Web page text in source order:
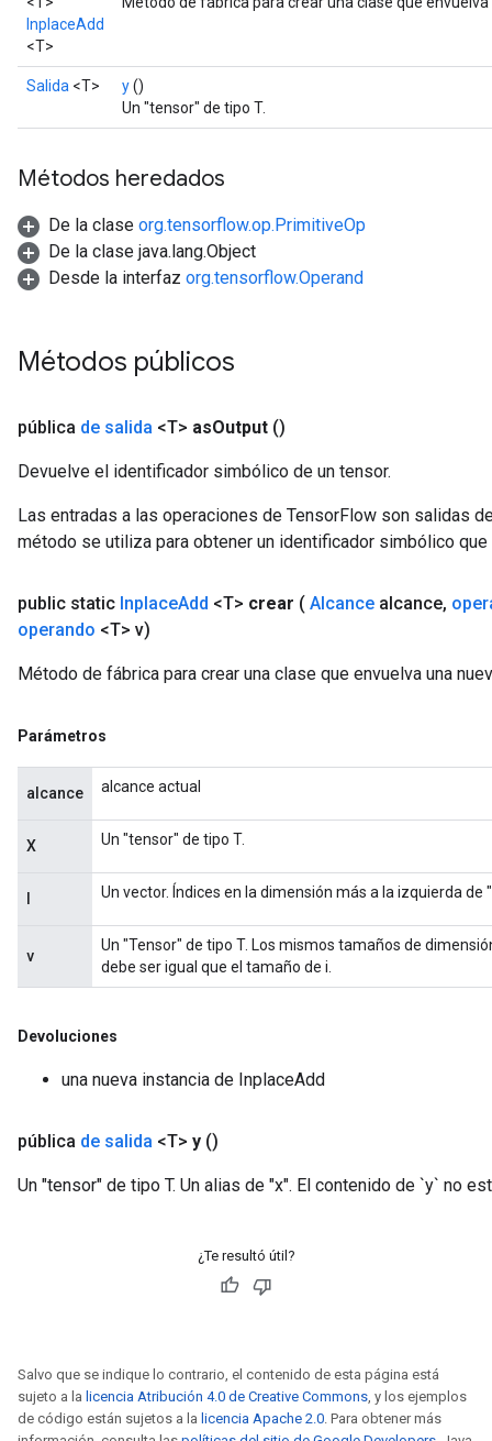
InplaceAdd
<T>
Salida <T> y()
Un "tensor" de tipo T.
Métodos heredados
De la clase org.tensorflow.op.PrimitiveOp
De la clase java.lang.Object
Desde la interfaz org.tensorflow.Operand
Métodos públicos
pública de salida <T> asOutput ()
Devuelve el identificador simbólico de un tensor.
Las entradas a las operaciones de TensorFlow son salidas
método se utiliza para obtener un identificador simbólico
public static InplaceAdd <T> crear ( Alcance alcance,
operando <T> v)
Método de fábrica para crear una clase que envuelva una
Parámetros
alcance alcance actual
X Un "tensor" de tipo T.
Un vector. Índices en la dimensión más a la izquierda de
v
Un "Tensor" de tipo T. Los mismos tamaños de
debe ser igual que el tamaño de i.
Devoluciones
una nueva instancia de InplaceAdd
pública de salida <T> y ()
Un "tensor" de tipo T. Un alias de "x". El contenido de `y` no
¿Te resultó útil?
Salvo que se indique lo contrario, el contenido de esta página está
sujeto a la licencia Atribución 4.0 de Creative Commons, y los ejemplos
de código están sujetos a la licencia Apache 2.0. Para obtener más